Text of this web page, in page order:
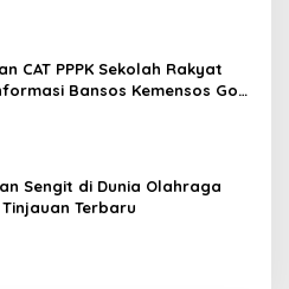
CAT PPPK Sekolah Rakyat
Bansos Kemensos Go
Sengit di Dunia Olahraga
Terbaru